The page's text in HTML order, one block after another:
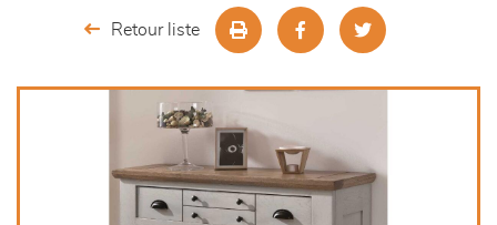
Retour liste